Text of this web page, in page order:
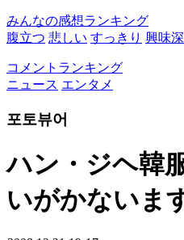
みんなの感想ランキング
腹立つ 悲しい すっきり 興味
コメントランキング
ニュース エンタメ
포토뷰어
ハン・ジヘ韓
いがかないま